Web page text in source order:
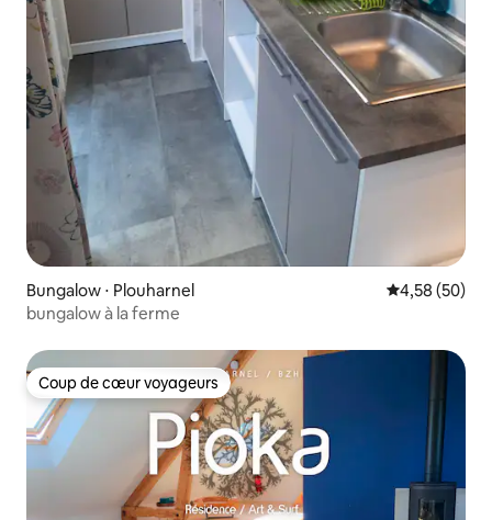
Bungalow ⋅ Plouharnel Évaluation
4,58 (50)
bungalow à la ferme
Coup de cœur voyageurs
Coup de cœur voyageurs